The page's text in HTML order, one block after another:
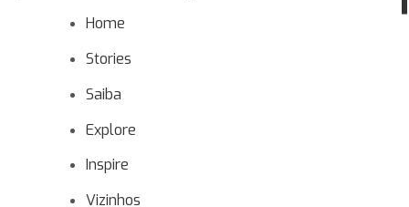
Home
Stories
Saiba
Explore
Inspire
Vizinhos